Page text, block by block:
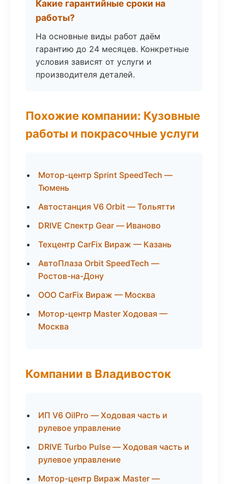
Какие гарантийные сроки на
работы?
На основные виды работ даём
гарантию до 24 месяцев. Конкретные
условия зависят от услуги и
производителя деталей.
Похожие компании: Кузовные
работы и покрасочные услуги
Мотор-центр Sprint SpeedTech —
Тюмень
Автостанция V6 Orbit — Тольятти
DRIVE Спектр Gear — Иваново
Техцентр CarFix Вираж — Казань
АвтоПлаза Orbit SpeedTech —
Ростов-на-Дону
ООО CarFix Вираж — Москва
Мотор-центр Master Ходовая —
Москва
Компании в Владивосток
ИП V6 OilPro — Ходовая часть и
рулевое управление
DRIVE Turbo Pulse — Ходовая часть и
рулевое управление
Мотор-центр Вираж Master —